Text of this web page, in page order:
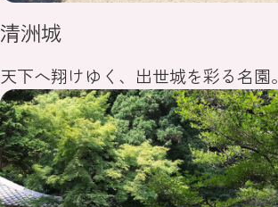
清洲城
天下へ翔けゆく、出世城を彩る名園。